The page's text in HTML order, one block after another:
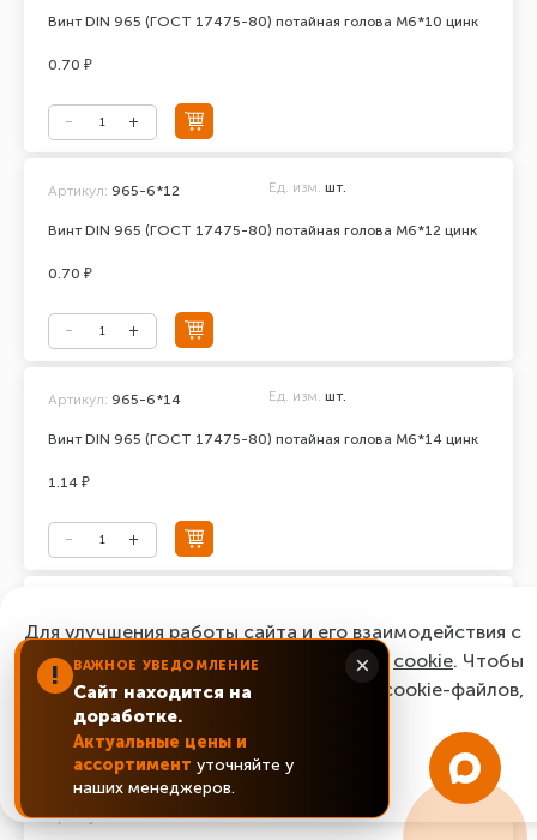
Винт DIN 965 (ГОСТ 17475-80) потайная голова М6*10 цинк
0.70 ₽
Винт DIN 965 (ГОСТ 17475-80) потайная голова М6*12 цинк
Артикул: 965-6*12 Ед. изм. шт.
0.70 ₽
Винт DIN 965 (ГОСТ 17475-80) потайная голова М6*14 цинк
Артикул: 965-6*14 Ед. изм. шт.
1.14 ₽
Винт DIN 965 (ГОСТ 17475-80) потайная голова М6*16 цинк
0.87 ₽
Артикул: 965-6*20 Ед. изм. шт.
! ВАЖНОЕ УВЕДОМЛЕНИЕ
Сайт находится на
доработке.
Актуальные цены и
ассортимент уточняйте у
наших менеджеров.
×
Для улучшения работы сайта и его взаимодействия с
пользователями мы используем файлы cookie. Чтобы
согласиться с нашим использованием cookie-файлов,
нажмите “Ок, понятно!”
ОК, понятно!